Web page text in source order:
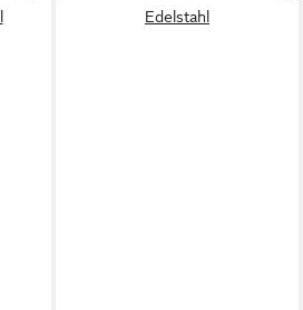
Edelstahl